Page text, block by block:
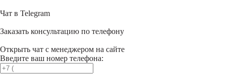
Чат в Telegram
Заказать консультацию по телефону
Открыть чат с менеджером на сайте
Введите ваш номер телефона: